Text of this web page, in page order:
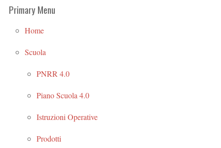
Primary Menu
Home
Scuola
PNRR 4.0
Piano Scuola 4.0
Istruzioni Operative
Prodotti